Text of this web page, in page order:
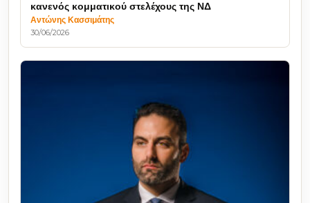
κανενός κομματικού στελέχους της ΝΔ
Αντώνης Κασσιμάτης
30/06/2026